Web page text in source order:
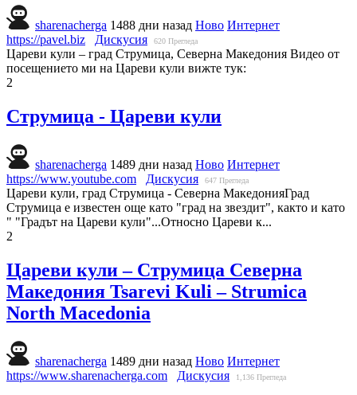
sharenacherga 1488 дни назад Ново Интернет
https://pavel.biz
Дискусия 620 Прегледа
Цареви кули – град Струмица, Северна Македония Видео от
посещението ми на Цареви кули вижте тук:
2
Струмица - Цареви кули
sharenacherga 1489 дни назад Ново Интернет
https://www.youtube.com
Дискусия 647 Прегледа
Цареви кули, град Струмица - Северна МакедонияГрад
Струмица е известен още като "град на звездит", както и като
" "Градът на Цареви кули"...Относно Цареви к...
2
Цареви кули – Струмица Северна
Македония Tsarevi Kuli – Strumica
North Macedonia
sharenacherga 1489 дни назад Ново Интернет
https://www.sharenacherga.com
Дискусия 1,136 Прегледа